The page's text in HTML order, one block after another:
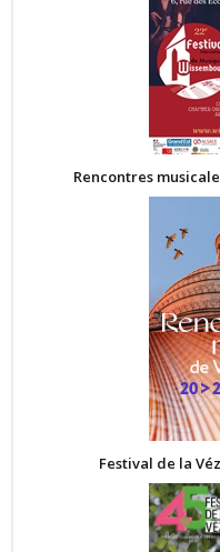
Rencontres
Festival de la